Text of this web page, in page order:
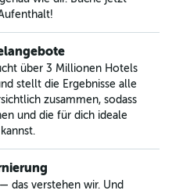
über 3 Millionen Hotels
stellt die Ergebnisse alle
zusammen, sodass
und die für dich ideale
das verstehen wir. Und